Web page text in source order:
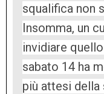
squalifica non
Insomma, un
invidiare
sabato 14 ha
più attesi della